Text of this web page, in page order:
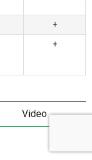
+
+
Video